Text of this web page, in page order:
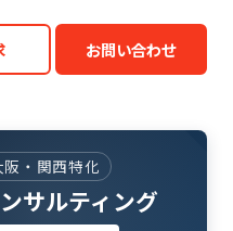
お問い合わせ
阪・関西特化
サルティング